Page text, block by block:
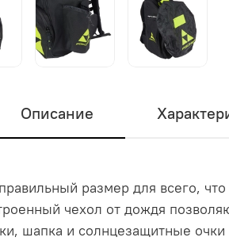
Описание
размер для всего,
чехол от дождя
шапка и солнцезащитные